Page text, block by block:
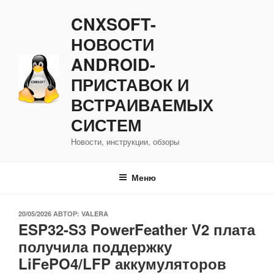
CNXSOFT-
НОВОСТИ
ANDROID-
ПРИСТАВОК И
ВСТРАИВАЕМЫХ
СИСТЕМ
Новости, инструкции, обзоры
Меню
ОПУБЛИКОВАНО
20/05/2026 АВТОР: VALERA
ESP32-S3 PowerFeather V2 плата
получила поддержку
LiFePO4/LFP аккумуляторов